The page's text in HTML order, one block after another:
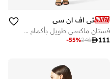
تي اف ان سي
فستان ماكسي طويل بأكمام طويلة ولف
111
246
-55%